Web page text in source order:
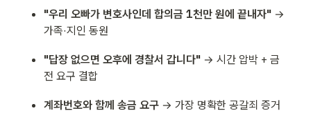
"우리 오빠가 변호사인데 합의금 1천만 원에 끝내자" →
가족·지인 동원
"답장 없으면 오후에 경찰서 갑니다" → 시간 압박 + 금
전 요구 결합
계좌번호와 함께 송금 요구 → 가장 명확한 공갈죄 증거